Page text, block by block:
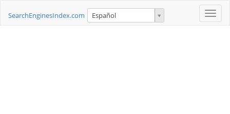
Toggle
SearchEnginesIndex.com Español